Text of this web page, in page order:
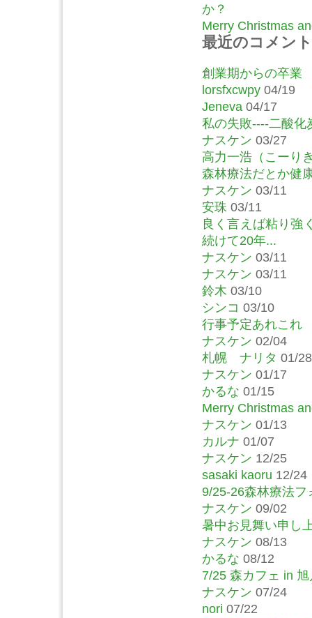
か？
Merry Christmas
最近のコメント
創業期からの卒業
lorsfxcwpy 04/19
Jeneva 04/17
私の失敗----二酸化
ナスケン 03/27
高力一浩（こーり
森林療法だとか健
ナスケン 03/11
安珠 03/11
良く言えば粘り強
続けて20年...
ナスケン 03/11
ナスケン 03/11
鈴木 03/10
シンコ 03/10
行事予定あれこれ
ナスケン 02/04
札幌 ナリタ 01/28
ナスケン 01/17
かるな 01/15
Merry Christmas
ナスケン 01/13
カルナ 01/07
ナスケン 12/25
sasaki kaoru 12/24
9/25-26森林療法
ナスケン 09/02
暑中お見舞い申し
ナスケン 08/13
かるな 08/12
7/25 森カフェ in
ナスケン 07/24
nori 07/22